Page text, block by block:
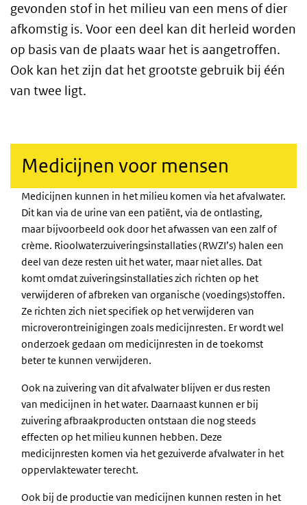
gevonden stof in het milieu van een mens of dier
afkomstig is. Voor een deel kan dit herleid worden
op basis van de plaats waar het is aangetroffen.
Ook kan het zijn dat het grootste gebruik bij één
van twee ligt.
Medicijnen voor mensen
Medicijnen kunnen in het milieu komen via het afvalwater.
Dit kan via de urine van een patiënt, via de ontlasting,
maar bijvoorbeeld ook door het afwassen van een zalf of
crème. Rioolwaterzuiveringsinstallaties (RWZI’s) halen een
deel van deze resten uit het water, maar niet alles. Dat
komt omdat zuiveringsinstallaties zich richten op het
verwijderen of afbreken van organische (voedings)stoffen.
Ze richten zich niet specifiek op het verwijderen van
microverontreinigingen zoals medicijnresten. Er wordt wel
onderzoek gedaan om medicijnresten in de toekomst
beter te kunnen verwijderen.
Ook na zuivering van dit afvalwater blijven er dus resten
van medicijnen in het water. Daarnaast kunnen er bij
zuivering afbraakproducten ontstaan die nog steeds
effecten op het milieu kunnen hebben. Deze
medicijnresten komen via het gezuiverde afvalwater in het
oppervlaktewater terecht.
Ook bij de productie van medicijnen kunnen resten in het